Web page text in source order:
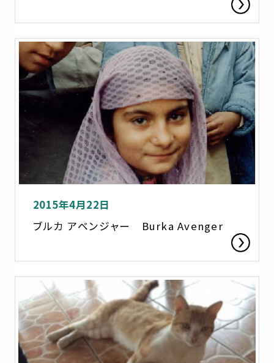
2015年4月22日
ブルカ アベンジャー Burka Avenger